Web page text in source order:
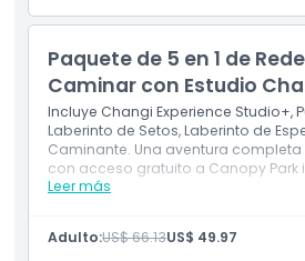
Paquete de 5 en 1 de
Caminar con Estudio
Incluye Changi Experience Studio+,
Laberinto de Setos, Laberinto de
Caminante. Una aventura completa
con acceso gratuito a Canopy Park
Leer más
Entrada a Changi Experience
Adulto:US$ 66.13US$ 49.97